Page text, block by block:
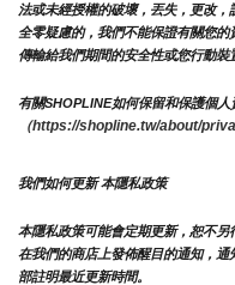
法或未經授權的破壞，丟失，更改
全零疑慮的，我們不能保證有關您
傳輸給我們期間的安全性或您行動裝
有關SHOPLINE如何保留和保護個
（https://shopline.tw/about/
我們如何更新 本隱私政策
本隱私政策可能會定期更新，恕不
在我們的商店上發佈醒目的通知，
部註明最近更新時間。